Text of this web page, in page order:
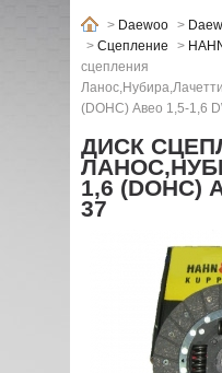
> Daewoo >
> Сцепление >
сцепления
(DOHC) Авео 1,5-1,6
ДИСК
1,6 (DOHC)
37